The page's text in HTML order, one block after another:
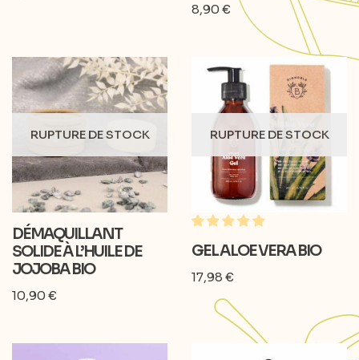
8,90€
RUPTURE DE STOCK
DÉMAQUILLANT
SOLIDE À L’HUILE DE
JOJOBA BIO
10,90€
RUPTURE DE STOCK
GEL ALOE VERA BIO
17,98 €